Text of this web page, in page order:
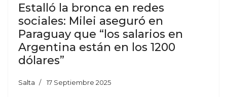
Estalló la bronca en redes
sociales: Milei aseguró en
Paraguay que “los salarios en
Argentina están en los 1200
dólares”
Salta 17 Septiembre 2025